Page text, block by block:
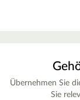
Übernehmen Sie
Sie